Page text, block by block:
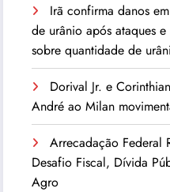
Irã confirma danos
de urânio após ataques
sobre quantidade de
Dorival Jr. e
André ao Milan
Arrecadação Federal
Desafio Fiscal, Dívida
Agro